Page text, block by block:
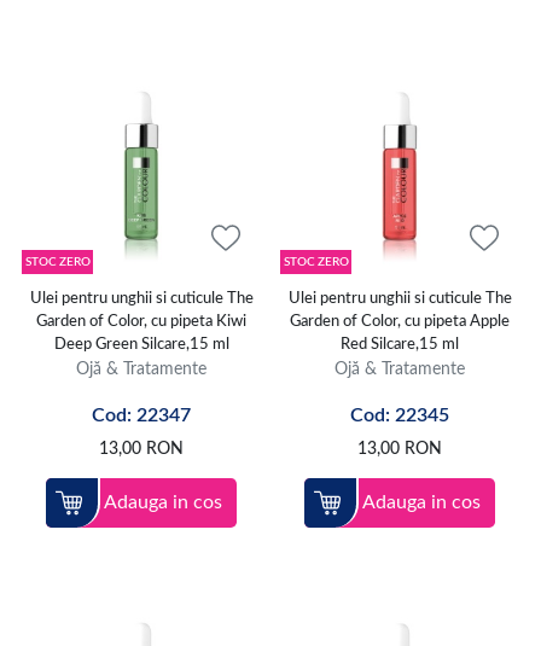
STOC ZERO
Ulei pentru unghii si cuticule The
Garden of Color, cu pipeta Kiwi
Deep Green Silcare,15 ml
Ojă & Tratamente
Cod: 22347
13,00 RON
Adauga in cos
STOC ZERO
Ulei pentru unghii si cuticule The
Garden of Color, cu pipeta Apple
Red Silcare,15 ml
Ojă & Tratamente
Cod: 22345
13,00 RON
Adauga in cos